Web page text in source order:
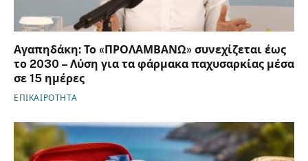
Αγαπηδάκη: Το «ΠΡΟΛΑΜΒΑΝΩ» συνεχίζεται έως
το 2030 – Λύση για τα φάρμακα παχυσαρκίας μέσα
σε 15 ημέρες
ΕΠΙΚΑΙΡΟΤΗΤΑ